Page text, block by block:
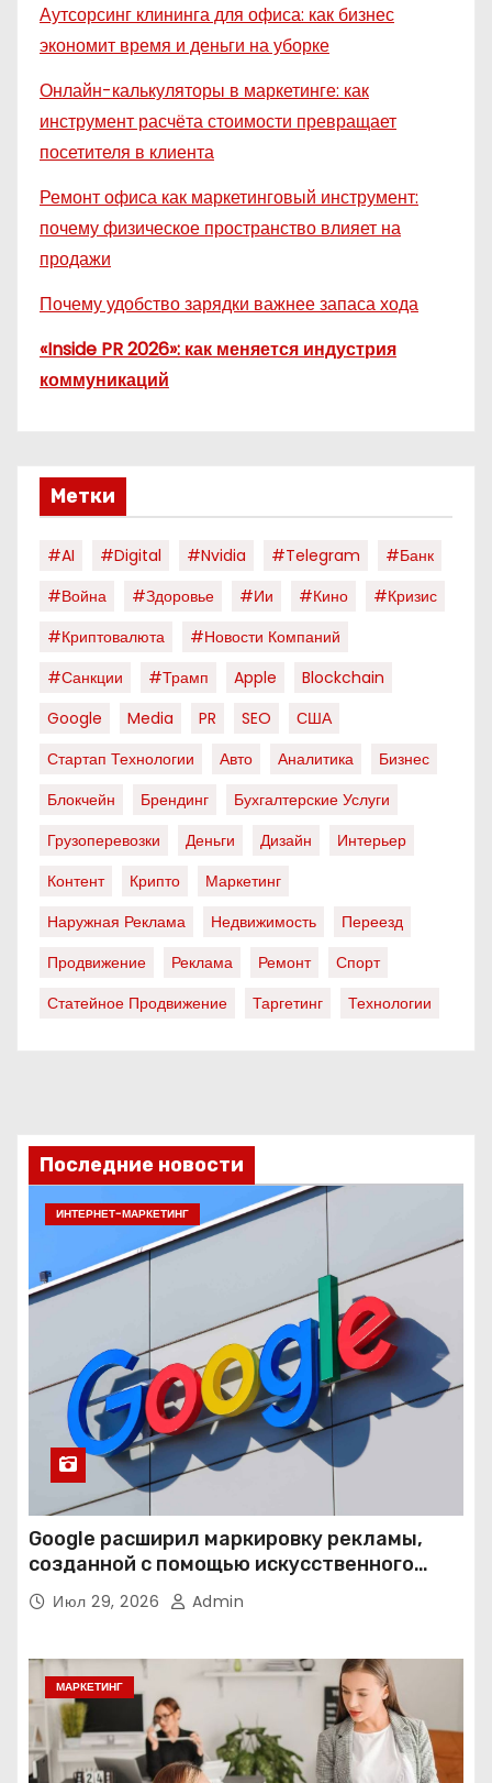
Аутсорсинг клининга для офиса: как бизнес
экономит время и деньги на уборке
Онлайн-калькуляторы в маркетинге: как
инструмент расчёта стоимости превращает
посетителя в клиента
Ремонт офиса как маркетинговый инструмент:
почему физическое пространство влияет на
продажи
Почему удобство зарядки важнее запаса хода
«Inside PR 2026»: как меняется индустрия
коммуникаций
Метки
#AI #digital #nvidia #telegram
#банк
#война
#здоровье #ии #кино
#кризис
#криптовалюта
#новости Компаний
#санкции
#трамп Apple
Blockchain
Google
Media PR SEO
США
Стартап Технологии
Авто Аналитика
Бизнес
Блокчейн
Брендинг
Бухгалтерские Услуги
Грузоперевозки
Деньги Дизайн
Интерьер
Контент
Крипто
Маркетинг
Наружная Реклама
Недвижимость
Переезд
Продвижение
Реклама Ремонт
Спорт
Статейное Продвижение
Таргетинг Технологии
Последние новости
ИНТЕРНЕТ-МАРКЕТИНГ
Google расширил маркировку рекламы,
созданной с помощью искусственного
интеллекта
Июл 29, 2026 Admin
МАРКЕТИНГ